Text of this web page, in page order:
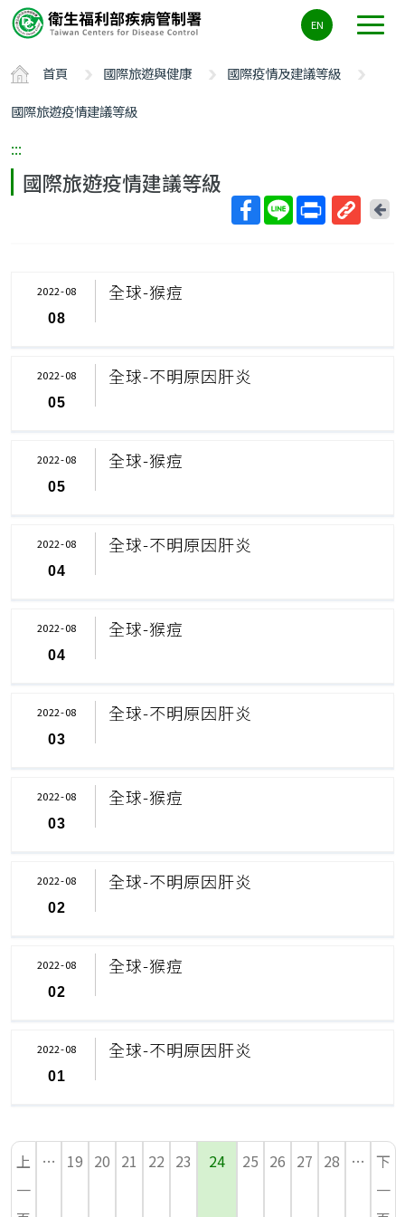
要
容
ALT+C
EN
首頁 國際旅遊與健康
國際疫情及建議等級
國際旅遊疫情建議等級
:::
國際旅遊疫情建議等級
回
全球-猴痘
2022-08
08
全球-不明原因肝炎
2022-08
05
全球-猴痘
2022-08
05
全球-不明原因肝炎
2022-08
04
全球-猴痘
2022-08
04
全球-不明原因肝炎
2022-08
03
全球-猴痘
2022-08
03
全球-不明原因肝炎
2022-08
02
全球-猴痘
2022-08
02
全球-不明原因肝炎
2022-08
01
上
一
… 19 20 21 22 23 24 25 26 27 28 … 下
一